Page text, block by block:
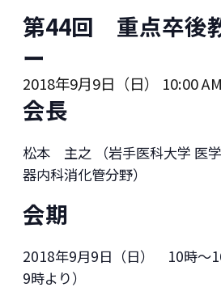
第44回 重点卒後
ー
2018年9月9日（日） 10:00 AM
会長
松本 主之 （岩手医科大学 医
器内科消化管分野）
会期
2018年9月9日（日） 10時～
9時より）